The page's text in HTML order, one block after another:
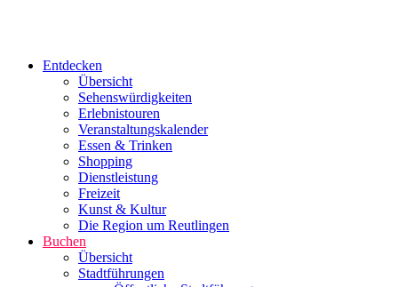
Entdecken
Übersicht
Sehenswürdigkeiten
Erlebnistouren
Veranstaltungskalender
Essen & Trinken
Shopping
Dienstleistung
Freizeit
Kunst & Kultur
Die Region um Reutlingen
Buchen
Übersicht
Stadtführungen